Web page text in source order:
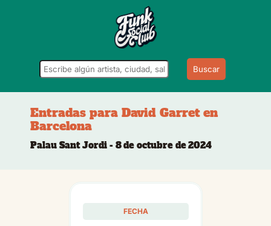
Buscar
Entradas para David Garret en
Barcelona
Palau Sant Jordi - 8 de octubre de 2024
FECHA